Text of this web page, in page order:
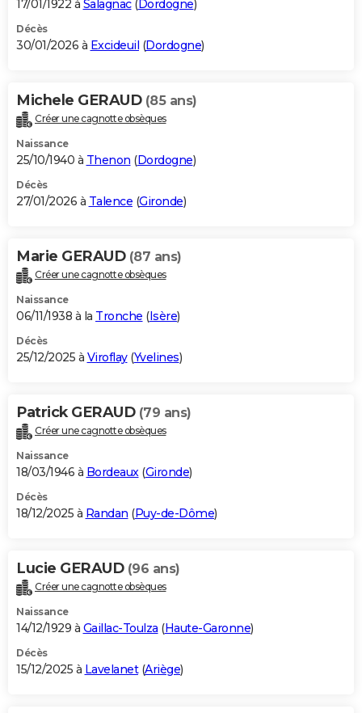
17/01/1922 à Salagnac( Dordogne)
Décès
30/01/2026 à Excideuil (Dordogne)
Michele GERAUD (85 ans)
Créer une cagnotte obsèques
Naissance
25/10/1940 à Thenon (Dordogne)
Décès
27/01/2026 à Talence (Gironde)
Marie GERAUD (87 ans)
Créer une cagnotte obsèques
Naissance
06/11/1938 à la Tronche (Isère)
Décès
25/12/2025 à Viroflay(Yvelines)
Patrick GERAUD (79 ans)
Créer une cagnotte obsèques
Naissance
18/03/1946 à Bordeaux(Gironde)
Décès
18/12/2025 à Randan (Puy-de-Dôme)
Lucie GERAUD (96 ans)
Créer une cagnotte obsèques
Naissance
14/12/1929 à Gaillac-Toulza (Haute-Garonne)
Décès
15/12/2025 à Lavelanet(Ariège)